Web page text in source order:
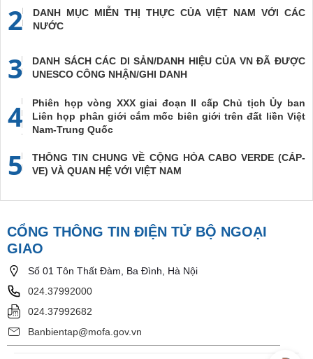
2
DANH MỤC MIỄN THỊ THỰC CỦA VIỆT NAM VỚI CÁC
NƯỚC
3
DANH SÁCH CÁC DI SẢN/DANH HIỆU CỦA VN ĐÃ ĐƯỢC
UNESCO CÔNG NHẬN/GHI DANH
4
Phiên họp vòng XXX giai đoạn II cấp Chủ tịch Ủy ban
Liên họp phân giới cắm mốc biên giới trên đất liền Việt
Nam-Trung Quốc
5
THÔNG TIN CHUNG VỀ CỘNG HÒA CABO VERDE (CÁP-
VE) VÀ QUAN HỆ VỚI VIỆT NAM
CỔNG THÔNG TIN ĐIỆN TỬ BỘ NGOẠI
GIAO
Số 01 Tôn Thất Đàm, Ba Đình, Hà Nội
024.37992000
024.37992682
Banbientap@mofa.gov.vn